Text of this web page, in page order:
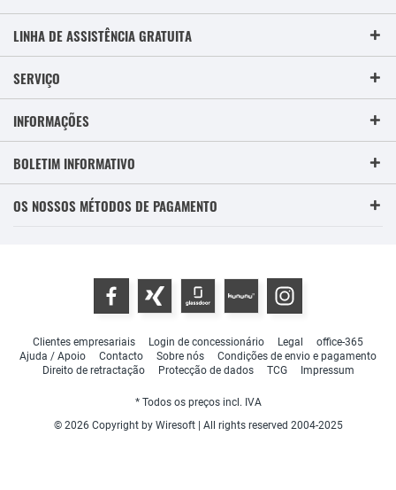
LINHA DE ASSISTÊNCIA GRATUITA
SERVIÇO
INFORMAÇÕES
BOLETIM INFORMATIVO
OS NOSSOS MÉTODOS DE PAGAMENTO
Clientes empresariais Login de concessionário Legal
office-365
Ajuda / Apoio
Contacto Sobre nós
Condições de envio e pagamento
Direito de retractação
Protecção de dados TCG Impressum
* Todos os preços incl. IVA
© 2026 Copyright by Wiresoft | All rights reserved 2004-2025